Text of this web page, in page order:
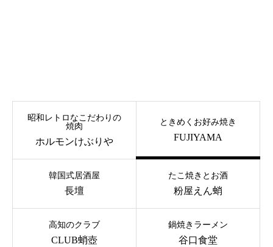
昭和レトロなこだわりの
焼肉
ホルモンけぶりや
ときめくお好み焼き
FUJIYAMA
韓国式居酒屋
長壇
たこ焼きとお酒
粉屋えん蛸
高知のクラブ
CLUB蛸壺
鍋焼きラーメン
谷口食堂